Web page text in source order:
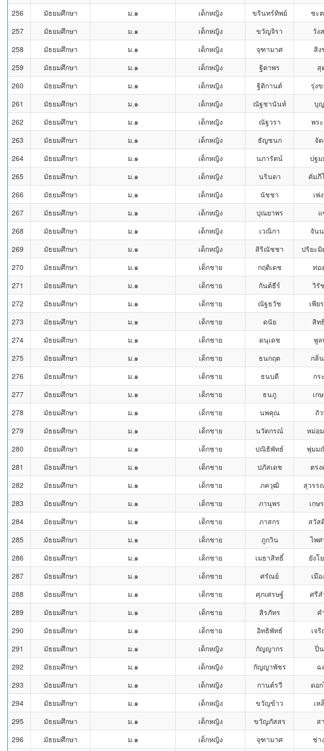
256
มัธยมศึกษา ม.๑ เด็กหญิง ขรินทร์ทิพย์ ชะ
257
มัธยมศึกษา ม.๑ เด็กหญิง ขวัญจิรา วัง
258
มัธยมศึกษา ม.๑ เด็กหญิง จุฑามาศ สิ
259
มัธยมศึกษา ม.๑ เด็กหญิง ฐิตาพร สุ
260
มัธยมศึกษา ม.๑ เด็กหญิง ฐิติกานต์ รุ่ง
261
มัธยมศึกษา ม.๑ เด็กหญิง ณัฐชานันท์ บุ
262
มัธยมศึกษา ม.๑ เด็กหญิง ณัฐวรา พร
263
มัธยมศึกษา ม.๑ เด็กหญิง ธัญชนก จั
264
มัธยมศึกษา ม.๑ เด็กหญิง นภารัตน์ ปฐ
265
มัธยมศึกษา ม.๑ เด็กหญิง นรินดา คัมภี
266
มัธยมศึกษา ม.๑ เด็กหญิง นัชชา เพ่
267
มัธยมศึกษา ม.๑ เด็กหญิง ปุณยาพร
268
มัธยมศึกษา ม.๑ เด็กหญิง เวณิกา จัน
269
มัธยมศึกษา ม.๑ เด็กหญิง สิริณัชชา ปริยะ
270
มัธยมศึกษา ม.๑ เด็กชาย กฤติเดช ทอ
271
มัธยมศึกษา ม.๑ เด็กชาย กันต์ธีร์ วิรั
272
มัธยมศึกษา ม.๑ เด็กชาย ณัฐธวัช เพีย
273
มัธยมศึกษา ม.๑ เด็กชาย ดนัย สิท
274
มัธยมศึกษา ม.๑ เด็กชาย ดนุเดช พู
275
มัธยมศึกษา ม.๑ เด็กชาย ธนกฤต กลิ่
276
มัธยมศึกษา ม.๑ เด็กชาย ธนบดี กร
277
มัธยมศึกษา ม.๑ เด็กชาย ธนภู เก
278
มัธยมศึกษา ม.๑ เด็กชาย นพคุณ ถั
279
มัธยมศึกษา ม.๑ เด็กชาย นวัตกรณ์ หม่อ
280
มัธยมศึกษา ม.๑ เด็กชาย ปณิธิพัทธ์ พุ่มม
281
มัธยมศึกษา ม.๑ เด็กชาย ปภัสเดช ตร
282
มัธยมศึกษา ม.๑ เด็กชาย ภควุฒิ สุวรร
283
มัธยมศึกษา ม.๑ เด็กชาย ภานุพร เกษ
284
มัธยมศึกษา ม.๑ เด็กชาย ภาสกร สวัส
285
มัธยมศึกษา ม.๑ เด็กชาย ภูกวิน ไพ
286
มัธยมศึกษา ม.๑ เด็กชาย เมธาสิทธิ์ ยังโ
287
มัธยมศึกษา ม.๑ เด็กชาย ศรํณย์ เมือ
288
มัธยมศึกษา ม.๑ เด็กชาย ศุภเศรษฐ์ ศรี
289
มัธยมศึกษา ม.๑ เด็กชาย สิรภัทร ค
290
มัธยมศึกษา ม.๑ เด็กชาย อิทธิพัทธ์ เจ
291
มัธยมศึกษา ม.๑ เด็กหญิง กัญญากร ปิ่
292
มัธยมศึกษา ม.๑ เด็กหญิง กัญญาพัชร ฉ
293
มัธยมศึกษา ม.๑ เด็กหญิง กานต์รวี ดอ
294
มัธยมศึกษา ม.๑ เด็กหญิง ขวัญข้าว เห
295
มัธยมศึกษา ม.๑ เด็กหญิง ขวัญภัสสร ส
296
มัธยมศึกษา ม.๑ เด็กหญิง จุฑามาศ ช่า